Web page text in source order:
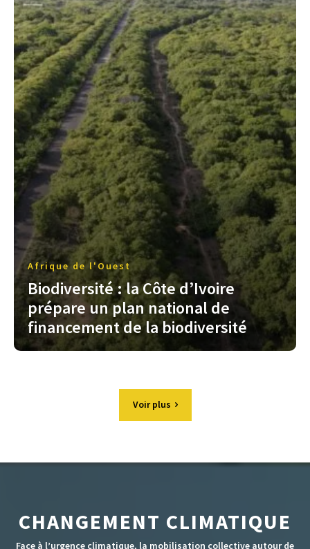
Afrique de l'Ouest
Biodiversité : la Côte d’Ivoire
prépare un plan national de
financement de la biodiversité
Voir plus
CHANGEMENT CLIMATIQUE
Face à l’urgence climatique, la mobilisation collective autour de